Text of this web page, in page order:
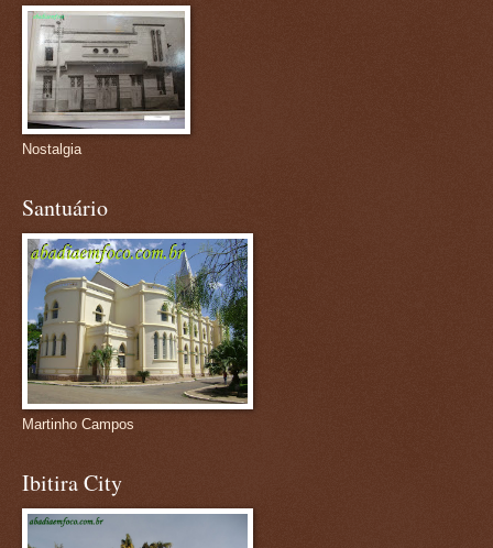
Nostalgia
Santuário
Martinho Campos
Ibitira City